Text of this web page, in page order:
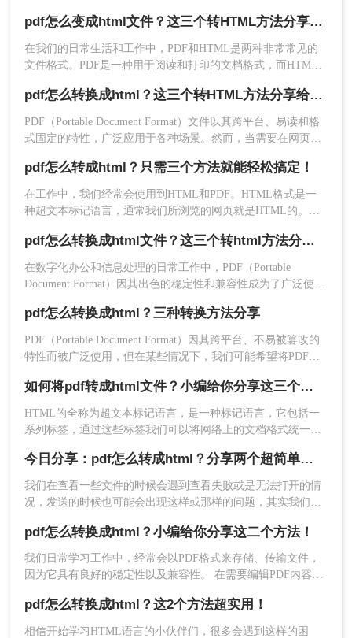
您的网络连接稳定且安全。此外，一些在线转换工
具可能对文件大小有限制或存在其他使用限制。
市面上有许多专业的PDF转换软件，如转转大师 pdf
转换器等，它们都支持将PDF文件转换为HTML格
式。以下是使用这类软件的基本步骤：下面以转转
大师PDF转换器操作为例。
操作如下：
1、如果你需要批量转换文件，在线转换满足
不了你的需求，那么下载安装软件，打开。
2、选择文件转HTML，然后批量上传文件，进
编辑。那么PDF格式怎么转HTML呢？本文将为您介绍四种将
PDF转换为HTML的方法，帮助您轻松实现文件格式的转换。
pdf怎么变成html文件？这三个转HTML方法分享给你！
在我们的日常生活和工作中，PDF和HTML是两种非常常见的
文件格式。PDF是一种用于阅读和打印的文档格式，而HTML
件转换为HTML文件，以便在网页上展示或进行进一步的编
辑。本文将向您介绍pdf怎么变成html文件方法，帮助您将PDF
文件转换为HTML文件。
pdf怎么转换成html？这三个转HTML方法分享给你！
PDF（Portable Document Format）文件以其跨平台、易读和格
式固定的特性，广泛应用于各种场景。然而，当需要在网页上
变得尤为重要。那么PDF怎么转换成HTML呢？本文将为您介
绍三种实用的PDF转HTML的方法，帮助您轻松实现这一需
求。
pdf怎么转成html？只需三个方法就能轻松搞定！
在工作中，我们经常会使用到HTML和PDF。HTML格式是一
种超文本标记语言，通常我们所浏览的网页就是HTML的。而
容、格式以及排版的稳定性。有时候我们需要将PDF转化为
HTML，才能对它里面的内容进行修改。那你们知道pdf怎么转
成html吗？下面就为大家分享三种转换方法。
pdf怎么转换成html文件？这三个转html方法分享给你！
在数字化办公和信息处理的日常工作中，PDF（Portable
Document Format）因其出色的稳定性和兼容性成为了广泛使用
HTML（HyperText Markup Language）格式，以便在网页上展
示、编辑或进行其他形式的处理。那么pdf怎么转换成html文件
呢？本文将介绍三种将PDF转换为HTML的高效方法，帮助您
pdf怎么转换成html？三种转换方法分享
PDF（Portable Document Format）因其跨平台、不易被篡改的
特性而被广泛使用，但在某些情况下，我们可能希望将PDF转
怎么转换成html呢？本文将介绍三种将PDF转换为HTML的方
如何将pdf转成html文件？小编给你分享这三个方法！
HTML的全称为超文本标记语言，是一种标记语言，它包括一
系列标签，通过这些标签我们可以将网络上的文档格式统一，
今日分享：pdf怎么转成html？分享两个超简单上手技巧
我们在查看一些文件的时候会遇到查看失败或是无法打开的情
况，发送的时候也可能会出现这样或那样的问题，其实我们可
的速度很快，而且能不受到软件的制约，直接在网页上就能查
看，与此同时还能方便文件的共享访问，只需一个链接就能实
现查看,下面我们就来分享pdf怎么转成html方法吧！
pdf怎么转换成html？小编给你分享这二个方法！
我们日常学习工作中，经常会以PDF格式来存储、传输文件，
因为它具有良好的稳定性以及兼容性。 在需要编辑PDF内容的
编辑网页模板，就会将PDF转换成HTML格式。
pdf怎么转换成html？这2个方法超实用！
相信开始学习HTML语言的小伙伴们，很多会遇到这样的困